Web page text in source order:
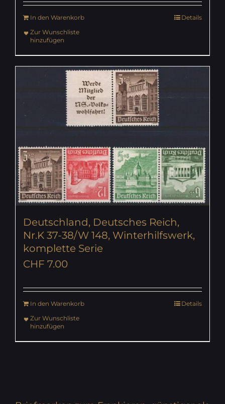
In den Warenkorb
Details
Zur Wunschliste
hinzufügen
Deutschland, Deutsches Reich,
Nr.K 37-38/W 148, Winterhilfswerk,
komplette Serie
CHF 7.00
In den Warenkorb
Details
Zur Wunschliste
hinzufügen